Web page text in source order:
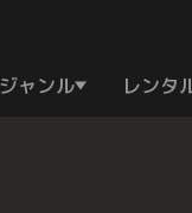
ジャンル レンタ